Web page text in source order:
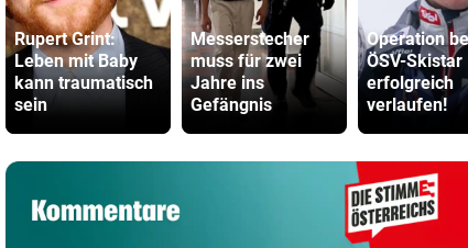
Rupert Grint:
Leben mit Baby
kann traumatisch
sein
Messerstecher
muss für zwei
Jahre ins
Gefängnis
Operation
ÖSV-Skistar
erfolgreich
verlaufen!